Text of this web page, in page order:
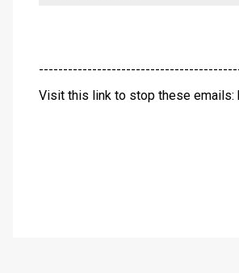
Visit this link to stop these